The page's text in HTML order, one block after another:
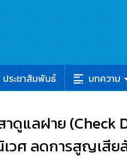
ประชาสัมพันธ์ บทความ
าดูแลฝาย
วศ ลดการสูญเสีย